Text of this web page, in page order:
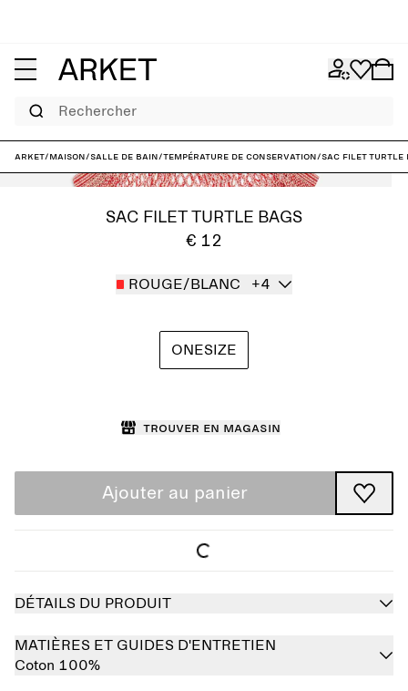
Rechercher
ARKET/Maison/Salle de bain/Température de conservation/Sac filet Turtle
SAC FILET TURTLE BAGS
€ 12
ROUGE/BLANC +4
ONESIZE
Trouver en magasin
Ajouter au panier
DÉTAILS DU PRODUIT
MATIÈRES ET GUIDES D'ENTRETIEN
Coton 100%